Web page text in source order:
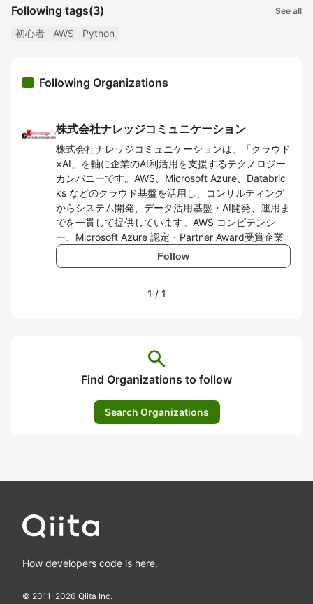
Following tags(3) See all
初心者 AWS Python
Following Organizations
株式会社ナレッジコミュニケーション
株式会社ナレッジコミュニケーションは、「クラウド
×AI」を軸に企業のAI利活用を支援するテクノロジー
カンパニーです。AWS、Microsoft Azure、Databric
ks などのクラウド基盤を活用し、コンサルティング
からシステム開発、データ活用基盤・AI開発、運用ま
でを一貫して提供しています。AWS コンピテンシ
ー、Microsoft Azure 認定・Partner Award受賞企業
Follow
1 / 1
search
Find Organizations to follow
Search Organizations
How developers code is here.
© 2011-2026 Qiita Inc.